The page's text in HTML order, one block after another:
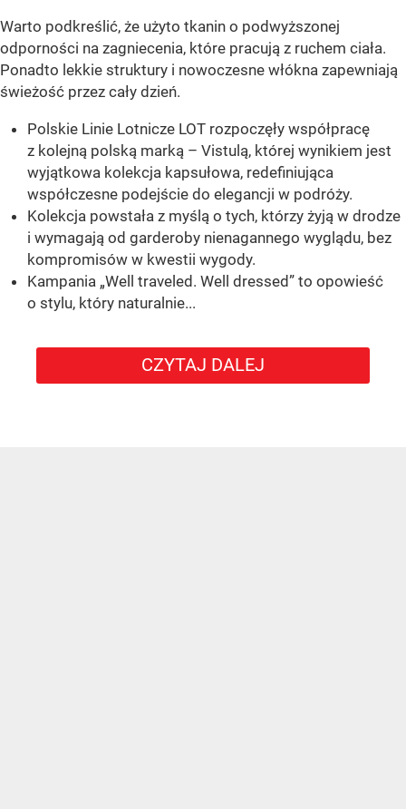
Warto podkreślić, że użyto tkanin o podwyższonej
odporności na zagniecenia, które pracują z ruchem ciała.
Ponadto lekkie struktury i nowoczesne włókna zapewniają
świeżość przez cały dzień.
Polskie Linie Lotnicze LOT rozpoczęły współpracę
z kolejną polską marką – Vistulą, której wynikiem jest
wyjątkowa kolekcja kapsułowa, redefiniująca
współczesne podejście do elegancji w podróży.
Kolekcja powstała z myślą o tych, którzy żyją w drodze
i wymagają od garderoby nienagannego wyglądu, bez
kompromisów w kwestii wygody.
Kampania „Well traveled. Well dressed” to opowieść
o stylu, który naturalnie...
CZYTAJ DALEJ